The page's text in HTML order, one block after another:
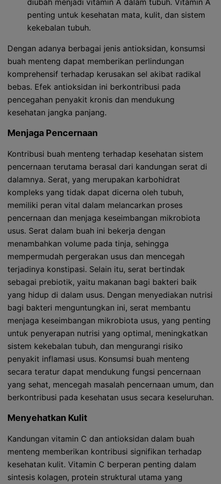
diubah menjadi vitamin A dalam tubuh. Vitamin A
penting untuk kesehatan mata, kulit, dan sistem
kekebalan tubuh.
Dengan adanya berbagai jenis antioksidan, konsumsi
buah menteng dapat memberikan perlindungan
komprehensif terhadap kerusakan sel akibat radikal
bebas. Efek antioksidan ini berkontribusi pada
pencegahan penyakit kronis dan mendukung
kesehatan jangka panjang.
Menjaga Pencernaan
Kontribusi buah menteng terhadap kesehatan sistem
pencernaan terutama berasal dari kandungan serat di
dalamnya. Serat, yang merupakan karbohidrat
kompleks yang tidak dapat dicerna oleh tubuh,
memiliki peran vital dalam melancarkan proses
pencernaan dan menjaga keseimbangan mikrobiota
usus. Serat dalam buah ini bekerja dengan
menambahkan volume pada tinja, sehingga
mempermudah pergerakan usus dan mencegah
terjadinya konstipasi. Selain itu, serat bertindak
sebagai prebiotik, yaitu makanan bagi bakteri baik
yang hidup di dalam usus. Dengan menyediakan nutrisi
bagi bakteri menguntungkan ini, serat membantu
menjaga keseimbangan mikrobiota usus, yang penting
untuk penyerapan nutrisi yang optimal, meningkatkan
sistem kekebalan tubuh, dan mengurangi risiko
penyakit inflamasi usus. Konsumsi buah menteng
secara teratur dapat mendukung fungsi pencernaan
yang sehat, mencegah masalah pencernaan umum, dan
berkontribusi pada kesehatan usus secara keseluruhan.
Menyehatkan Kulit
Kandungan vitamin C dan antioksidan dalam buah
menteng memberikan kontribusi signifikan terhadap
kesehatan kulit. Vitamin C berperan penting dalam
sintesis kolagen, protein struktural utama yang